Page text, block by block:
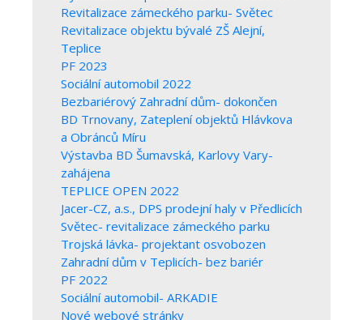
Revitalizace zámeckého parku- Světec
Revitalizace objektu bývalé ZŠ Alejní,
Teplice
PF 2023
Sociální automobil 2022
Bezbariérový Zahradní dům- dokončen
BD Trnovany, Zateplení objektů Hlávkova
a Obránců Míru
Výstavba BD Šumavská, Karlovy Vary-
zahájena
TEPLICE OPEN 2022
Jacer-CZ, a.s., DPS prodejní haly v Předlicích
Světec- revitalizace zámeckého parku
Trojská lávka- projektant osvobozen
Zahradní dům v Teplicích- bez bariér
PF 2022
Sociální automobil- ARKADIE
Nové webové stránky